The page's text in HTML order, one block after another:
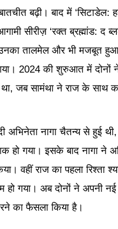
बढ़ी। बाद में ‘सिटाडेल:
सीरीज़ ‘रक्त ब्रह्मांड: द
तालमेल और भी मजबूत हुआ,
2024 की शुरुआत में दोनों
था, जब सामंथा ने राज के साथ
अभिनेता नागा चैतन्य से हुई
हो गया। इसके बाद नागा ने
वहीं राज का पहला रिश्ता
हो गया। अब दोनों ने अपनी नई
का फैसला किया है।